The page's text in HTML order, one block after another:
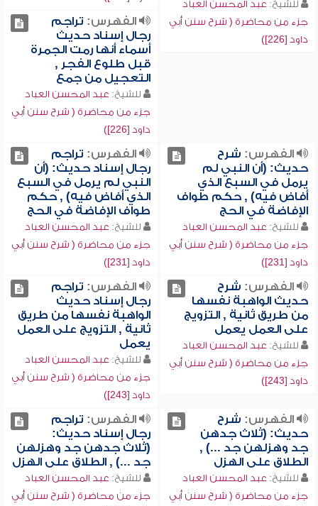
للشيخ: عبد المحسن العباد
جزء من محاضرة ( شرح سنن أبي
داود [226])
الفهرس: تراجم
رجال إسناد حديث
أسماء أنها رمت الجمرة
قبل طلوع الفجر ,
التعجيل من جمع
للشيخ: عبد المحسن العباد
جزء من محاضرة ( شرح سنن أبي
داود [226])
الفهرس: شرح
حديث: (أن النبي لم
يرمل في السبع الذي
أفاض فيه) , حكم طواف
الإفاضة في الحج
للشيخ: عبد المحسن العباد
جزء من محاضرة ( شرح سنن أبي
داود [231])
الفهرس: تراجم
رجال إسناد حديث: (أن
النبي لم يرمل في السبع
الذي أفاض فيه) , حكم
طواف الإفاضة في الحج
للشيخ: عبد المحسن العباد
جزء من محاضرة ( شرح سنن أبي
داود [231])
الفهرس: شرح
حديث الواهبة نفسها
من طريق ثانية , التزويج
على العمل يعمل
للشيخ: عبد المحسن العباد
جزء من محاضرة ( شرح سنن أبي
داود [243])
الفهرس: تراجم
رجال إسناد حديث
الواهبة نفسها من طريق
ثانية , التزويج على العمل
يعمل
للشيخ: عبد المحسن العباد
جزء من محاضرة ( شرح سنن أبي
داود [243])
الفهرس: شرح
حديث: (ثلاث جدهن
جد وهزلهن جد ...) ,
الطلاق على الهزل
للشيخ: عبد المحسن العباد
جزء من محاضرة ( شرح سنن أبي
الفهرس: تراجم
رجال إسناد حديث:
(ثلاث جدهن جد وهزلهن
جد ...) , الطلاق على الهزل
للشيخ: عبد المحسن العباد
جزء من محاضرة ( شرح سنن أبي